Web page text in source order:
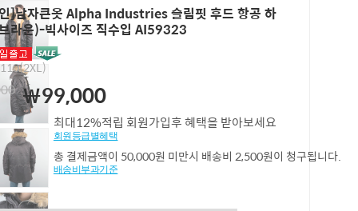
]남자큰옷 Alpha Industries 슬림핏 후드 항공 하
라운)-빅사이즈 직수입 AI59323
￦99,000
최대12%적립 회원가입후 혜택을 받아보세요
회원등급별혜택
총 결제금액이 50,000원 미만시 배송비 2,500원이 청구됩니다.
배송비부과기준